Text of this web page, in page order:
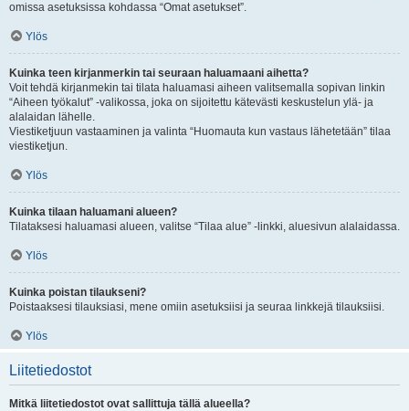
omissa asetuksissa kohdassa “Omat asetukset”.
Ylös
Kuinka teen kirjanmerkin tai seuraan haluamaani aihetta?
Voit tehdä kirjanmekin tai tilata haluamasi aiheen valitsemalla sopivan linkin
“Aiheen työkalut” -valikossa, joka on sijoitettu kätevästi keskustelun ylä- ja
alalaidan lähelle.
Viestiketjuun vastaaminen ja valinta “Huomauta kun vastaus lähetetään” tilaa
viestiketjun.
Ylös
Kuinka tilaan haluamani alueen?
Tilataksesi haluamasi alueen, valitse “Tilaa alue” -linkki, aluesivun alalaidassa.
Ylös
Kuinka poistan tilaukseni?
Poistaaksesi tilauksiasi, mene omiin asetuksiisi ja seuraa linkkejä tilauksiisi.
Ylös
Liitetiedostot
Mitkä liitetiedostot ovat sallittuja tällä alueella?